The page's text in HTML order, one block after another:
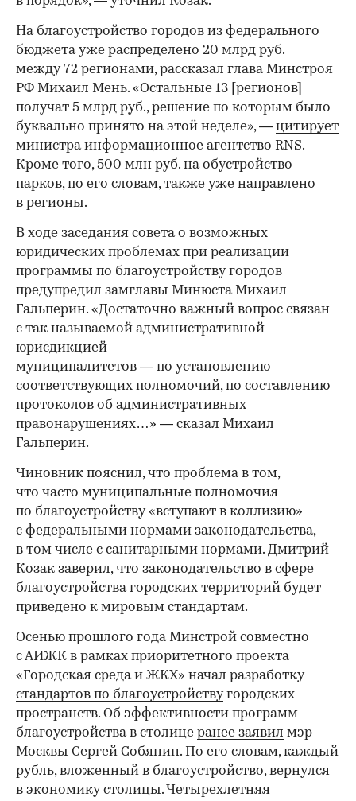
На благоустройство городов из федерального
бюджета уже распределено 20 млрд руб.
между 72 регионами, рассказал глава Минстроя
РФ Михаил Мень. «Остальные 13 [регионов]
получат 5 млрд руб., решение по которым было
буквально принято на этой неделе», — цитирует
министра информационное агентство RNS.
Кроме того, 500 млн руб. на обустройство
парков, по его словам, также уже направлено
в регионы.
В ходе заседания совета о возможных
юридических проблемах при реализации
программы по благоустройству городов
предупредил замглавы Минюста Михаил
Гальперин. «Достаточно важный вопрос связан
с так называемой административной
юрисдикцией
муниципалитетов — по установлению
соответствующих полномочий, по составлению
протоколов об административных
правонарушениях…» — сказал Михаил
Гальперин.
Чиновник пояснил, что проблема в том,
что часто муниципальные полномочия
по благоустройству «вступают в коллизию»
с федеральными нормами законодательства,
в том числе с санитарными нормами. Дмитрий
Козак заверил, что законодательство в сфере
благоустройства городских территорий будет
приведено к мировым стандартам.
Осенью прошлого года Минстрой совместно
с АИЖК в рамках приоритетного проекта
«Городская среда и ЖКХ» начал разработку
стандартов по благоустройствугородских
пространств. Об эффективности программ
благоустройства в столице ранее заявил мэр
Москвы Сергей Собянин. По его словам, каждый
рубль, вложенный в благоустройство, вернулся
в экономику столицы. Четырехлетняя